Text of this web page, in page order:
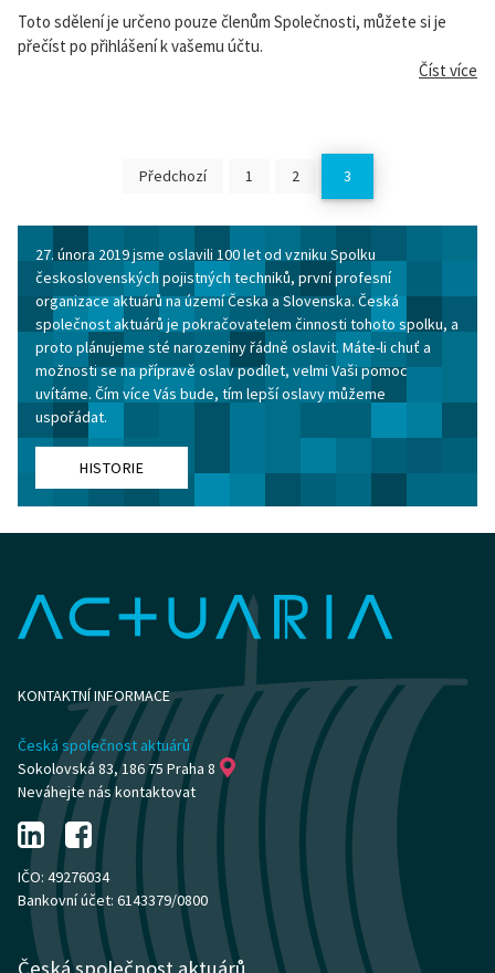
Toto sdělení je určeno pouze členům Společnosti, můžete si je
přečíst po přihlášení k vašemu účtu.
Číst více
Předchozí 1 2 3
27. února 2019 jsme oslavili 100 let od vzniku Spolku
československých pojistných techniků, první profesní
organizace aktuárů na území Česka a Slovenska. Česká
společnost aktuárů je pokračovatelem činnosti tohoto spolku, a
proto plánujeme sté narozeniny řádně oslavit. Máte-li chuť a
možnosti se na přípravě oslav podílet, velmi Vaši pomoc
uvítáme. Čím více Vás bude, tím lepší oslavy můžeme
uspořádat.
HISTORIE
KONTAKTNÍ INFORMACE
Česká společnost aktuárů
Sokolovská 83, 186 75 Praha 8
Neváhejte nás kontaktovat
IČO: 49276034
Bankovní účet: 6143379/0800
Česká společnost aktuárů